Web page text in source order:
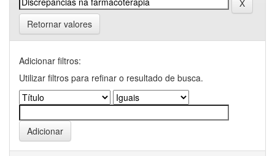
Retornar valores
Adicionar filtros:
Utilizar filtros para refinar o resultado de busca.